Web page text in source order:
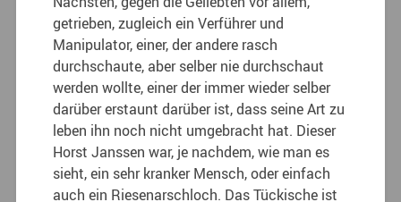
getrieben, zugleich ein Verführer und
Manipulator, einer, der andere rasch
durchschaute, aber selber nie durchschaut
werden wollte, einer der immer wieder selber
darüber erstaunt darüber ist, dass seine Art zu
leben ihn noch nicht umgebracht hat. Dieser
Horst Janssen war, je nachdem, wie man es
sieht, ein sehr kranker Mensch, oder einfach
auch ein Riesenarschloch. Das Tückische ist